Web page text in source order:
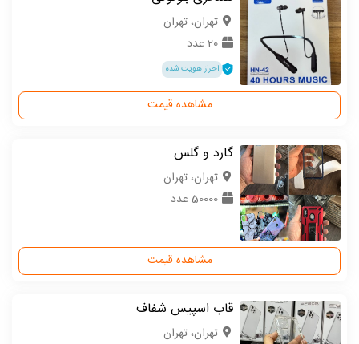
تهران، تهران
20 عدد
احراز هویت شده
مشاهده قیمت
گارد و گلس
تهران، تهران
50000 عدد
مشاهده قیمت
قاب اسپیس شفاف
تهران، تهران